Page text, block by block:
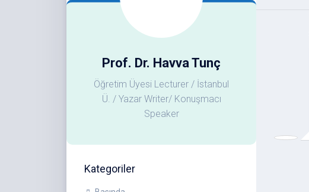
Prof. Dr. Havva Tunç
Öğretim Üyesi Lecturer / İstanbul
Ü. / Yazar Writer/ Konuşmacı
Speaker
Kategoriler